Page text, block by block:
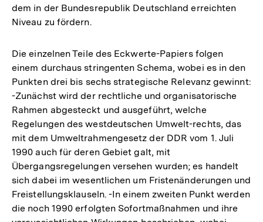
dem in der Bundesrepublik Deutschland erreichten
Niveau zu fördern.
Die einzelnen Teile des Eckwerte-Papiers folgen
einem durchaus stringenten Schema, wobei es in den
Punkten drei bis sechs strategische Relevanz gewinnt:
-Zunächst wird der rechtliche und organisatorische
Rahmen abgesteckt und ausgeführt, welche
Regelungen des westdeutschen Umwelt-rechts, das
mit dem Umweltrahmengesetz der DDR vom 1. Juli
1990 auch für deren Gebiet galt, mit
Übergangsregelungen versehen wurden; es handelt
sich dabei im wesentlichen um Fristenänderungen und
Freistellungsklauseln. -In einem zweiten Punkt werden
die noch 1990 erfolgten Sofortmaßnahmen und ihre